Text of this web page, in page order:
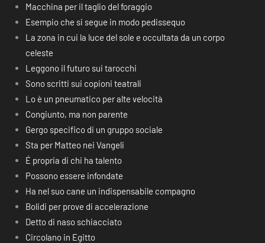
Macchina per il taglio del foraggio
Esempio che si segue in modo pedissequo
La zona in cui la luce del sole e occultata da un corpo
celeste
Leggono il futuro sui tarocchi
Sono scritti sui copioni teatrali
Lo è un pneumatico per alte velocità
Congiunto, ma non parente
Gergo specifico di un gruppo sociale
Sta per Matteo nei Vangeli
É propria di chi ha talento
Possono essere infondate
Ha nel suo cane un indispensabile compagno
Bolidi per prove di accelerazione
Detto di naso schiacciato
Circolano in Egitto